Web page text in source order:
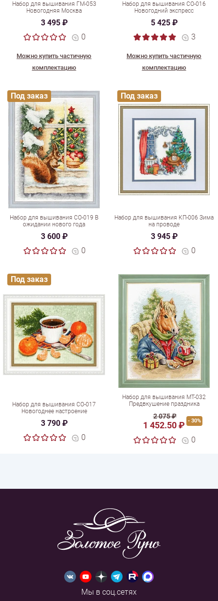
Набор для вышивания ГМ-053
Новогодняя Москва
3 495 ₽
0
Можно купить частичную
комплектацию
Набор для вышивания СО-016
Новогодний экспресс
5 425 ₽
3
Можно купить частичную
комплектацию
Набор для вышивания СО-019 В
ожидании нового года
3 600 ₽
0
Под заказ
Набор для вышивания КП-006 Зима
на проводе
3 945 ₽
0
Под заказ
Набор для вышивания СО-017
Новогоднее настроение
3 790 ₽
0
Под заказ
Набор для вышивания МТ-032
Предвкушение праздника
2 075 ₽
1 452.50 ₽ - 30%
0
Мы в соц.сетях